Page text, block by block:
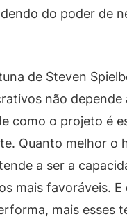
do poder de
de Steven
não depende
como o projeto é
Quanto melhor o
a ser a
mais favoráveis. E
mais esses